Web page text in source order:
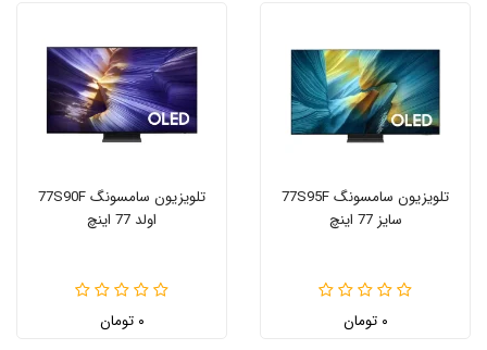
تلویزیون سامسونگ 77S95F
سایز 77 اینچ
۰ تومان
تلویزیون سامسونگ 77S90F
اولد 77 اینچ
۰ تومان